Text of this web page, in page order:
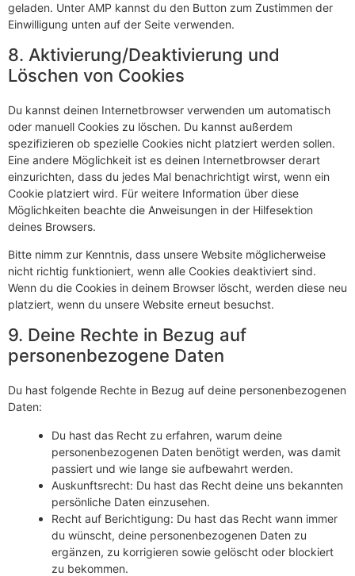
geladen. Unter AMP kannst du den Button zum Zustimmen der
Einwilligung unten auf der Seite verwenden.
8. Aktivierung/Deaktivierung und
Löschen von Cookies
Du kannst deinen Internetbrowser verwenden um automatisch
oder manuell Cookies zu löschen. Du kannst außerdem
spezifizieren ob spezielle Cookies nicht platziert werden sollen.
Eine andere Möglichkeit ist es deinen Internetbrowser derart
einzurichten, dass du jedes Mal benachrichtigt wirst, wenn ein
Cookie platziert wird. Für weitere Information über diese
Möglichkeiten beachte die Anweisungen in der Hilfesektion
deines Browsers.
Bitte nimm zur Kenntnis, dass unsere Website möglicherweise
nicht richtig funktioniert, wenn alle Cookies deaktiviert sind.
Wenn du die Cookies in deinem Browser löscht, werden diese neu
platziert, wenn du unsere Website erneut besuchst.
9. Deine Rechte in Bezug auf
personenbezogene Daten
Du hast folgende Rechte in Bezug auf deine personenbezogenen
Daten:
Du hast das Recht zu erfahren, warum deine
personenbezogenen Daten benötigt werden, was damit
passiert und wie lange sie aufbewahrt werden.
Auskunftsrecht: Du hast das Recht deine uns bekannten
persönliche Daten einzusehen.
Recht auf Berichtigung: Du hast das Recht wann immer
du wünscht, deine personenbezogenen Daten zu
ergänzen, zu korrigieren sowie gelöscht oder blockiert
zu bekommen.